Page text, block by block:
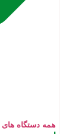
همه دستگاه